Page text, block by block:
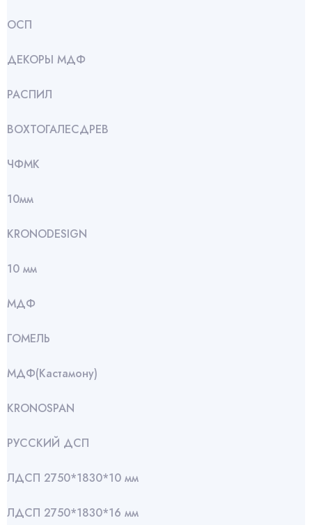
ОСП
ДЕКОРЫ МДФ
РАСПИЛ
ВОХТОГАЛЕСДРЕВ
ЧФМК
10мм
KRONODESIGN
10 мм
МДФ
ГОМЕЛЬ
МДФ(Кастамону)
KRONOSPAN
РУССКИЙ ДСП
ЛДСП 2750*1830*10 мм
ЛДСП 2750*1830*16 мм